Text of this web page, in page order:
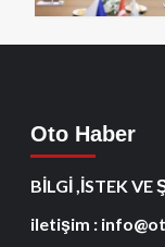
Oto Haber
BİLGİ ,İSTEK VE
iletişim :